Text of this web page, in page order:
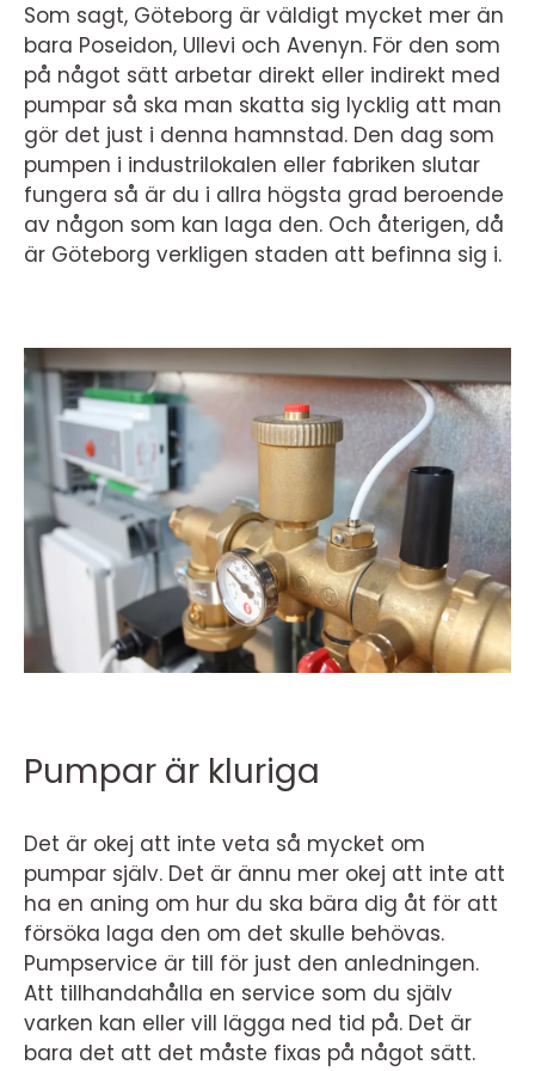
Som sagt, Göteborg är väldigt mycket mer än
bara Poseidon, Ullevi och Avenyn. För den som
på något sätt arbetar direkt eller indirekt med
pumpar så ska man skatta sig lycklig att man
gör det just i denna hamnstad. Den dag som
pumpen i industrilokalen eller fabriken slutar
fungera så är du i allra högsta grad beroende
av någon som kan laga den. Och återigen, då
är Göteborg verkligen staden att befinna sig i.
Pumpar är kluriga
Det är okej att inte veta så mycket om
pumpar själv. Det är ännu mer okej att inte att
ha en aning om hur du ska bära dig åt för att
försöka laga den om det skulle behövas.
Pumpservice är till för just den anledningen.
Att tillhandahålla en service som du själv
varken kan eller vill lägga ned tid på. Det är
bara det att det måste fixas på något sätt.